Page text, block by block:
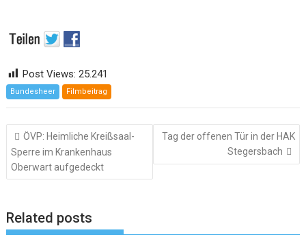
Post Views: 25.241
Bundesheer Filmbeitrag
Beitragsnavigation
ÖVP: Heimliche Kreißsaal-
Sperre im Krankenhaus
Oberwart aufgedeckt
Tag der offenen Tür in der HAK
Stegersbach
Related posts